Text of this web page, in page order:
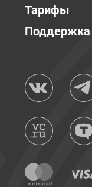
Тарифы
Поддержка